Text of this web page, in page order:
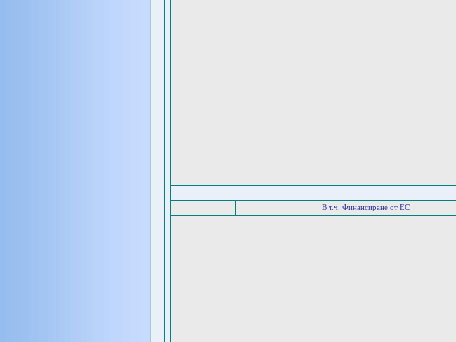
В т.ч. Финансиране от ЕС